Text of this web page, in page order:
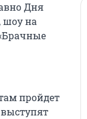
Дня
шоу на
пройдет